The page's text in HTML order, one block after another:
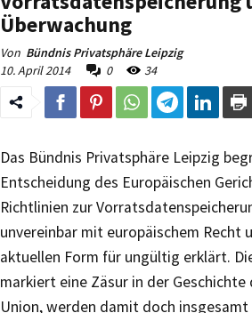
Überwachung
Von Bündnis Privatsphäre Leipzig
10. April 2014
0 34
Das Bündnis Privatsphäre Leipzig
Entscheidung des Europäischen
Richtlinien zur
unvereinbar mit europäischem Recht
aktuellen Form für ungültig erklärt.
markiert eine Zäsur in der Geschichte
Union, werden damit doch